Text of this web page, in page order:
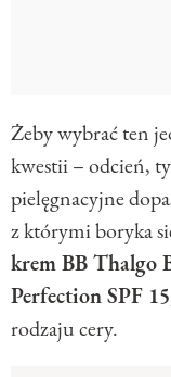
Żeby wybrać ten
kwestii – odcień,
pielęgnacyjne
z którymi boryka
krem BB Thalgo
Perfection SPF 15
rodzaju cery.